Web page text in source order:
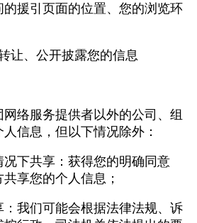
援引页面的位置、您的浏览环
让、公开披露您的信息
络服务提供者以外的公司、组
信息，但以下情况除外：
下共享：获得您的明确同意
享您的个人信息；
我们可能会根据法律法规、诉